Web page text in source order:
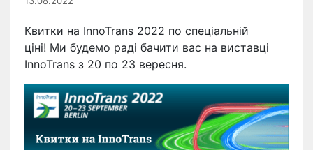
Квитки на InnoTrans 2022 по спеціальній
ціні! Ми будемо раді бачити вас на виставці
InnoTrans з 20 по 23 вересня.